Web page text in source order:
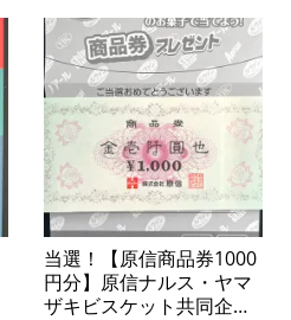
当選！【原信商品券1000
円分】原信ナルス・ヤマ
ザキビスケット共同企画